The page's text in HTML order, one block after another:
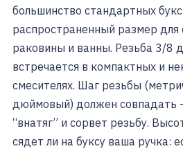
большинство стандартных
распространенный размер для
раковины и ванны. Резьба 3/8
встречается в компактных и
смесителях. Шаг резьбы
дюймовый) должен совпадать
“внатяг” и сорвет резьбу.
сядет ли на буксу ваша ручка: